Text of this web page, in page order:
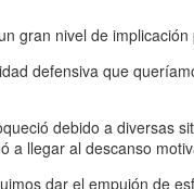
gran nivel de
defensiva que
debido a diversas
a llegar al descanso
dar el empujón de